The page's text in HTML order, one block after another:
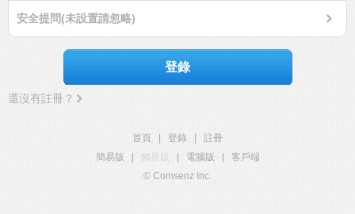
安全提問(未設置請忽略)
登錄
還沒有註冊？
首頁 登錄
註冊
簡易版
觸屏版 電腦版
客戶端
© Comsenz Inc.